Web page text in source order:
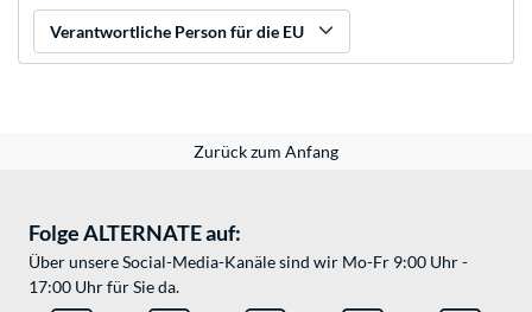
Verantwortliche Person für die EU
Zurück zum Anfang
Folge ALTERNATE auf:
Über unsere Social-Media-Kanäle sind wir Mo-Fr 9:00 Uhr -
17:00 Uhr für Sie da.